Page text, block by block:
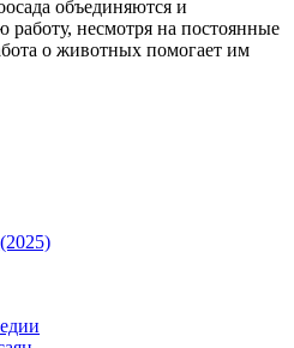
объединяются и
несмотря на постоянные
о животных помогает им